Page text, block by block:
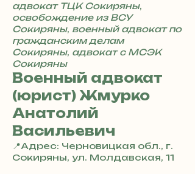
адвокат ТЦК Сокиряны,
освобождение из ВСУ
Сокиряны, военный адвокат по
гражданским делам
Сокиряны, адвокат с МСЭК
Сокиряны
Военный адвокат
(юрист) Жмурко
Анатолий
Васильевич
📍Адрес: Черновицкая обл., г.
Сокиряны, ул. Молдавская, 11